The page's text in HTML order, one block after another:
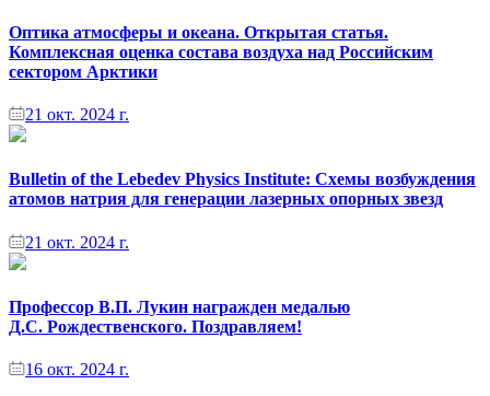
Оптика атмосферы и океана. Открытая статья.
Комплексная оценка состава воздуха над Российским
сектором Арктики
21 окт. 2024 г.
Bulletin of the Lebedev Physics Institute: Cхемы возбуждения
атомов натрия для генерации лазерных опорных звезд
21 окт. 2024 г.
Профессор В.П. Лукин награжден медалью
Д.С. Рождественского. Поздравляем!
16 окт. 2024 г.